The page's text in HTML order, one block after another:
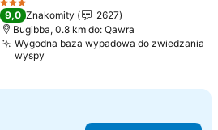
3 Kategoria
9,0 Znakomity
2627
Bugibba, 0.8 km do: Qawra
Wygodna baza wypadowa do zwiedzania
wyspy